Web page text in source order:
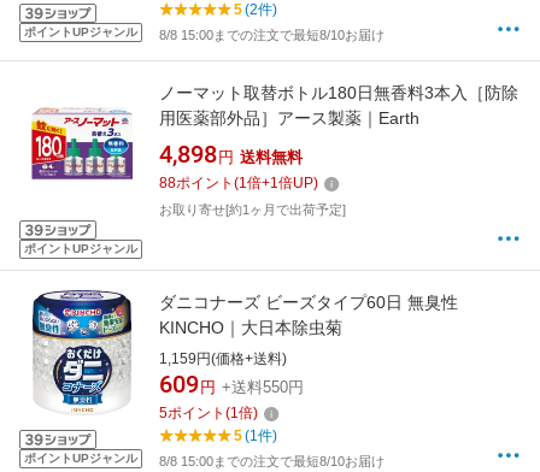
ポイントUPジャンル
5(2件)
8/8 15:00までの注文で最短8/10お届け
ポイントUPジャンル
ノーマット取替ボトル180日無香料3本入［防除
用医薬部外品］アース製薬｜Earth
4,898 円 送料無料
88ポイント (1倍+1倍UP)
お取り寄せ[約1ヶ月で出荷予定]
ポイントUPジャンル
ダニコナーズ ビーズタイプ60日 無臭性
KINCHO｜大日本除虫菊
1,159円(価格+送料)
609 円 +送料550円
5ポイント (1倍)
5(1件)
8/8 15:00までの注文で最短8/10お届け